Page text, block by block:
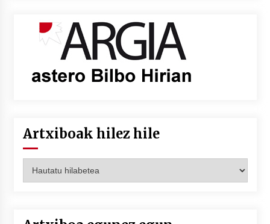
Artxiboak hilez hile
hilez